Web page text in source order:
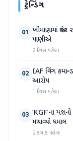
ટ્રેન્ડિંગ
01 ખીમાણામાં
પાણીએ
2 દિવસ પહેલા
02 IAF વિંગ
આરોપ
1 દિવસ પહેલા
03 ‘KGF’ના
મચાવ્યો ધમાલ
2 કલાક પહેલા